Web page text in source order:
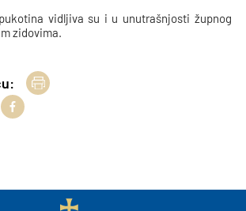
vidljiva su i u unutrašnjosti župnog
zidovima.